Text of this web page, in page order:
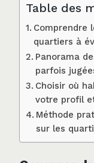
Table des
Comprendre
quartiers à
Panorama
parfois
Choisir où
votre profil
Méthode
sur les